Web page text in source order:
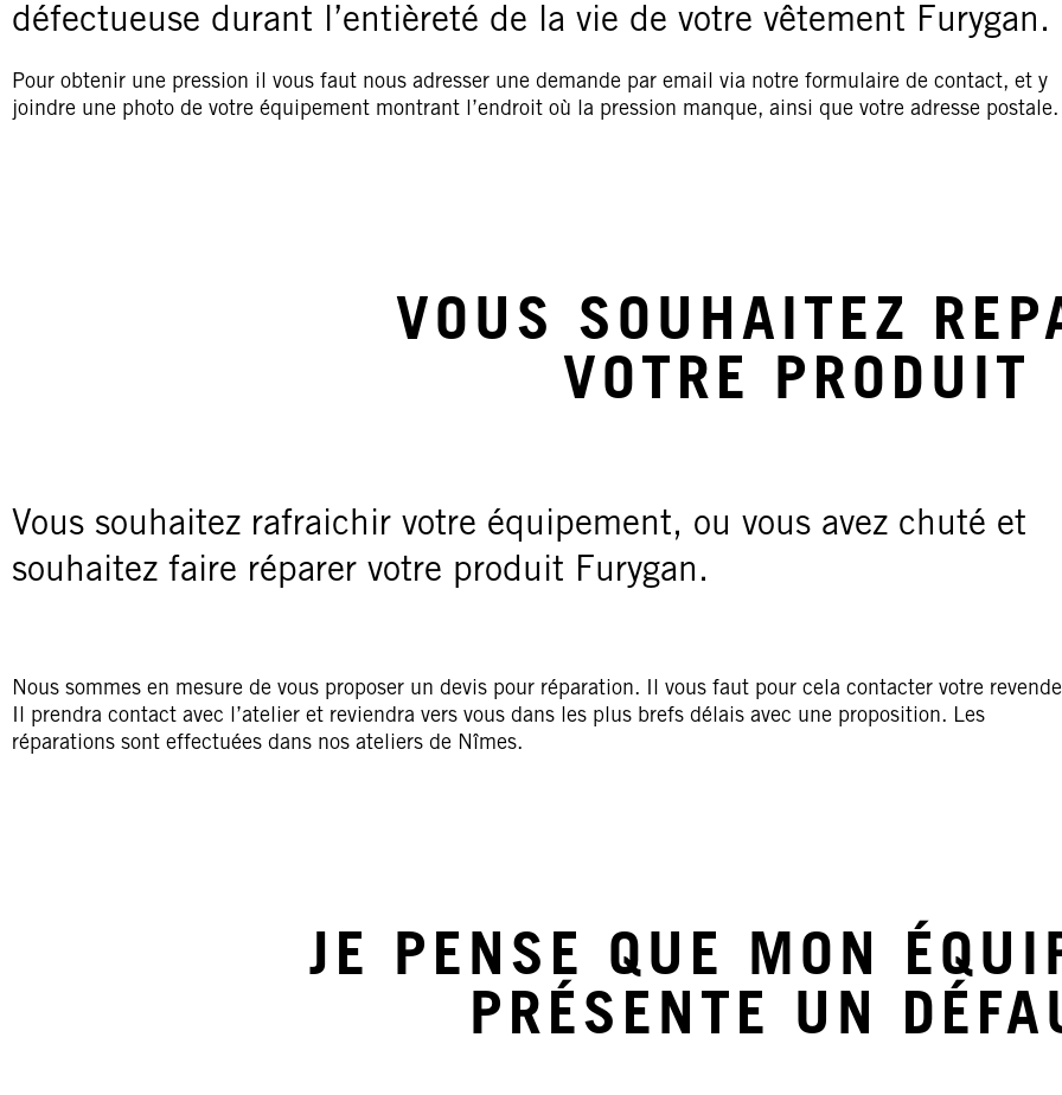
défectueuse durant l’entièreté de la vie de votre vêtement Furygan.
Pour obtenir une pression il vous faut nous adresser une demande par email via notre formulaire de contact, et y
joindre une photo de votre équipement montrant l’endroit où la pression manque, ainsi que votre adresse postale.
VOUS SOUHAITEZ
VOTRE PRODUIT
Vous souhaitez rafraichir votre équipement, ou vous avez chuté et
souhaitez faire réparer votre produit Furygan.
Nous sommes en mesure de vous proposer un devis pour réparation. Il vous faut pour cela contacter votre
Il prendra contact avec l’atelier et reviendra vers vous dans les plus brefs délais avec une proposition. Les
réparations sont effectuées dans nos ateliers de Nîmes.
JE PENSE QUE MON
PRÉSENTE UN